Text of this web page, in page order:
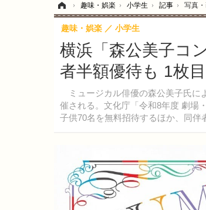
› 趣味・娯楽 › 小学生 › 記事 › 写真
横浜「森公美子コ
者半額優待も 1枚
ミュージカル俳優の森公美子氏に
催される。文化庁「令和8年度 劇場
子供70名を無料招待するほか、同伴
趣味・娯楽 小学生